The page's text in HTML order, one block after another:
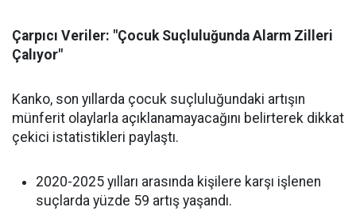
Çarpıcı Veriler: "Çocuk Suçluluğunda Alarm Zilleri
Çalıyor"
Kanko, son yıllarda çocuk suçluluğundaki artışın
münferit olaylarla açıklanamayacağını belirterek dikkat
çekici istatistikleri paylaştı.
2020-2025 yılları arasında kişilere karşı işlenen
suçlarda yüzde 59 artış yaşandı.